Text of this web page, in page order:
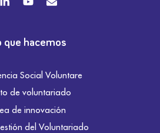
que hacemos
Social Voluntare
de voluntariado
de innovación
del Voluntariado